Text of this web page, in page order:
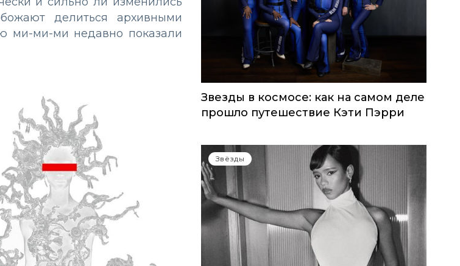
делиться архивными
ми-ми-ми недавно показали
Звезды в космосе: как на самом деле
прошло путешествие Кэти Пэрри
Звёзды